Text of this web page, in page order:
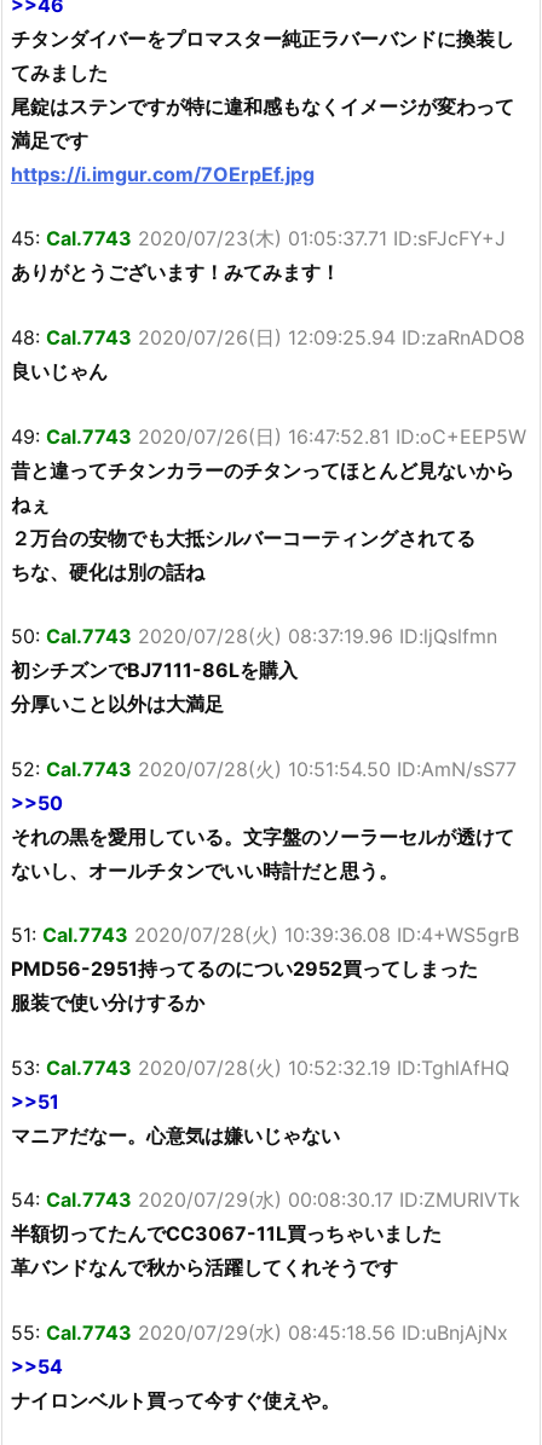
チタンダイバーをプロマスター純正ラバーバンドに換装し
てみました
尾錠はステンですが特に違和感もなくイメージが変わって
満足です
https://i.imgur.com/7OErpEf.jpg
45: Cal.7743 2020/07/23(木) 01:05:37.71 ID:sFJcFY+J
ありがとうございます！みてみます！
48: Cal.7743 2020/07/26(日) 12:09:25.94 ID:zaRnADO8
良いじゃん
49: Cal.7743 2020/07/26(日) 16:47:52.81 ID:oC+EEP5W
昔と違ってチタンカラーのチタンってほとんど見ないから
ねぇ
２万台の安物でも大抵シルバーコーティングされてる
ちな、硬化は別の話ね
50: Cal.7743 2020/07/28(火) 08:37:19.96 ID:ljQslfmn
初シチズンでBJ7111-86Lを購入
分厚いこと以外は大満足
52: Cal.7743 2020/07/28(火) 10:51:54.50 ID:AmN/sS77
>>50
それの黒を愛用している。文字盤のソーラーセルが透けて
ないし、オールチタンでいい時計だと思う。
51: Cal.7743 2020/07/28(火) 10:39:36.08 ID:4+WS5grB
PMD56-2951持ってるのについ2952買ってしまった
服装で使い分けするか
53: Cal.7743 2020/07/28(火) 10:52:32.19 ID:TghlAfHQ
>>51
マニアだなー。心意気は嫌いじゃない
54: Cal.7743 2020/07/29(水) 00:08:30.17 ID:ZMURIVTk
半額切ってたんでCC3067-11L買っちゃいました
革バンドなんで秋から活躍してくれそうです
55: Cal.7743 2020/07/29(水) 08:45:18.56 ID:uBnjAjNx
>>54
ナイロンベルト買って今すぐ使えや。